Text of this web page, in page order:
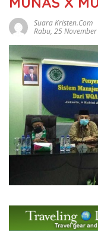
Suara Kristen.com
Rabu, 25